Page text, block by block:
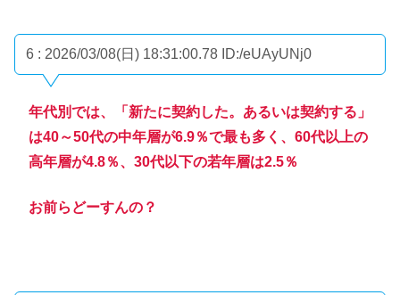
6 : 2026/03/08(日) 18:31:00.78 ID:/eUAyUNj0
年代別では、「新たに契約した。あるいは契約する」
は40～50代の中年層が6.9％で最も多く、60代以上の
高年層が4.8％、30代以下の若年層は2.5％
お前らどーすんの？